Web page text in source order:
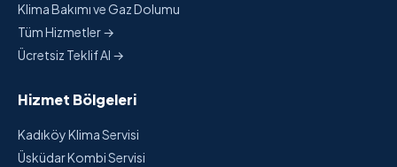
Klima Bakımı ve Gaz Dolumu
Tüm Hizmetler →
Ücretsiz Teklif Al →
Hizmet Bölgeleri
Kadıköy Klima Servisi
Üsküdar Kombi Servisi